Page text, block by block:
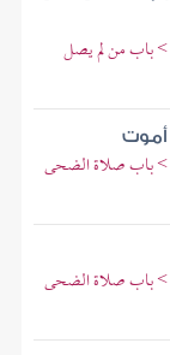
باب من لم يصل
أموت
> باب صلاة الضحى
> باب صلاة الضحى